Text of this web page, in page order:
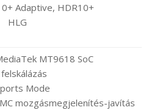
Adaptive, HDR10+
HLG
MT9618 SoC
Mode
mozgásmegjelenítés-javítás